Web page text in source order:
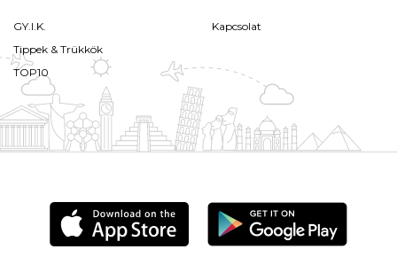
GY.I.K.
Tippek & Trükkök
TOP10
Kapcsolat